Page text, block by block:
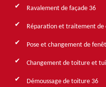
Ravalement de façade 36
Réparation et traitement de
Pose et changement de
Changement de toiture et
Démoussage de toiture 36